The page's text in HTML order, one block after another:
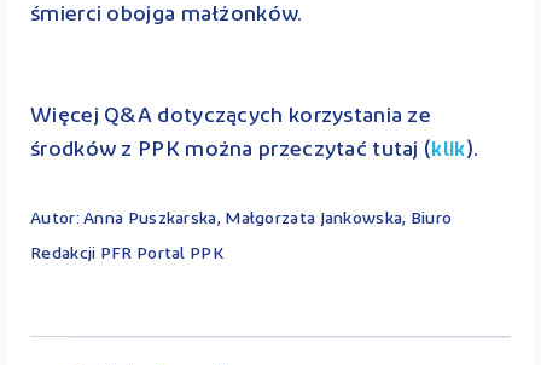
śmierci obojga małżonków.
Więcej Q&A dotyczących korzystania ze
środków z PPK można przeczytać tutaj ( klik).
Autor: Anna Puszkarska, Małgorzata Jankowska, Biuro
Redakcji PFR Portal PPK